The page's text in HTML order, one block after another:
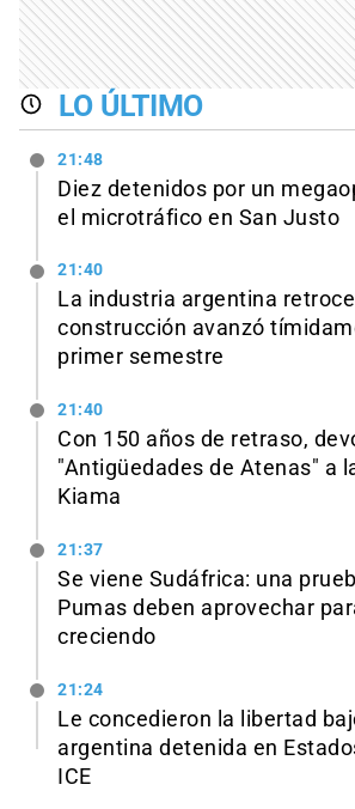
LO ÚLTIMO
21:48
Diez detenidos por un
el microtráfico en San Justo
21:40
La industria argentina
construcción avanzó
primer semestre
21:40
Con 150 años de retraso,
"Antigüedades de Atenas" a
Kiama
21:37
Se viene Sudáfrica: una
Pumas deben aprovechar
creciendo
21:24
Le concedieron la libertad
argentina detenida en
ICE